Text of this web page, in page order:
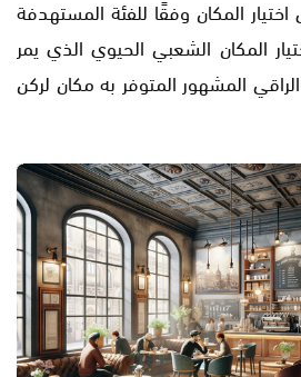
المكان وفقًا للفئة المستهدفة
المكان الشعبي الحيوي الذي يمر
المشهور المتوفر به مكان لركن